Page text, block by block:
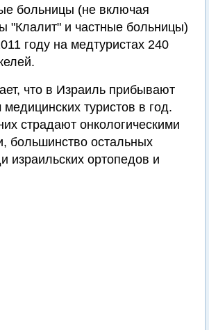
больницы (не включая
"Клалит" и частные больницы)
году на медтуристах 240
что в Израиль прибывают
туристов в год.
страдают онкологическими
большинство остальных
израильских ортопедов и